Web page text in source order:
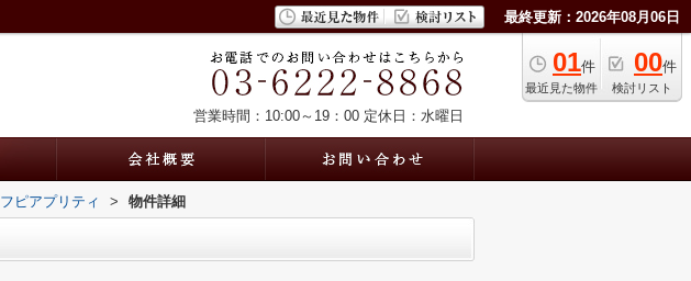
最終更新：2026年08月06日
01件
最近見た物件
00件
検討リスト
営業時間：10:00～19：00 定休日：水曜日
ピアプリティ > 物件詳細